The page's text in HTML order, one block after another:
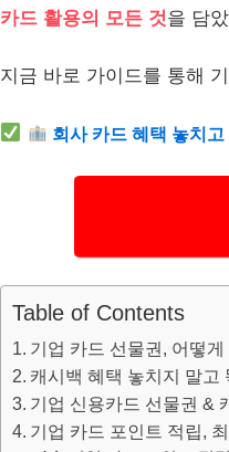
카드 활용의 모든 것을 담
지금 바로 가이드를 통해
회사 카드 혜택 놓치
Table of Contents
기업 카드 선물권, 어떻
캐시백 혜택 놓치지 말고
기업 신용카드 선물권 &
기업 카드 포인트 적립,